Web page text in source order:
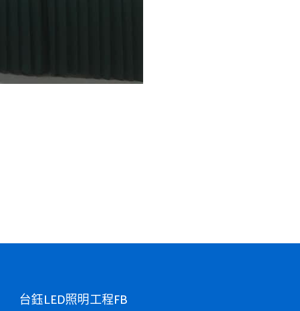
台鈺LED照明工程FB